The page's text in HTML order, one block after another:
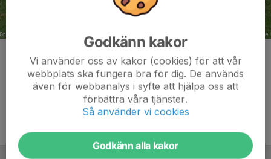
Kommentarer
Godkänn kakor
Vi använder oss av kakor (cookies) för att vår
webbplats ska fungera bra för dig. De används
även för webbanalys i syfte att hjälpa oss att
förbättra våra tjänster.
Så använder vi cookies
Godkänn alla kakor